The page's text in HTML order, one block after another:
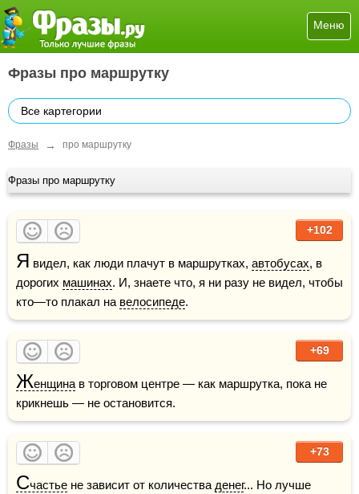
Меню
Фразы про маршрутку
Все картегории
Фразы → про маршрутку
Фразы про маршрутку
+102
Я видел, как люди плачут в маршрутках, автобусах, в
дорогих машинах. И, знаете что, я ни разу не видел, чтобы
кто—то плакал на велосипеде.
+69
Женщина в торговом центре — как маршрутка, пока не
крикнешь — не остановится.
+73
Счастье не зависит от количества денег... Но лучше